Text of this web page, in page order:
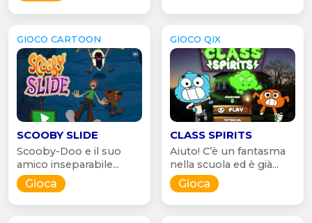
GIOCO CARTOON
SCOOBY SLIDE
Scooby-Doo e il suo
amico inseparabile...
Gioca
GIOCO QIX
CLASS SPIRITS
Aiuto! C’è un fantasma
nella scuola ed è già...
Gioca